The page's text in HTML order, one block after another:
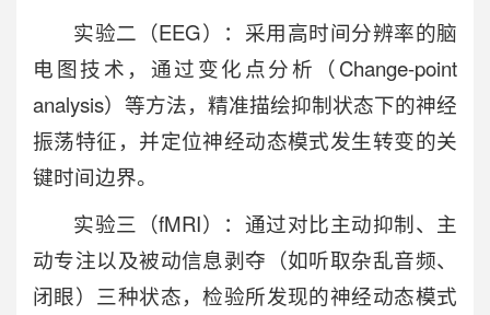
实验二（EEG）：采用高时间分辨率的脑
电图技术，通过变化点分析（Change-point
analysis）等方法，精准描绘抑制状态下的神经
振荡特征，并定位神经动态模式发生转变的关
键时间边界。
实验三（fMRI）：通过对比主动抑制、主
动专注以及被动信息剥夺（如听取杂乱音频、
闭眼）三种状态，检验所发现的神经动态模式